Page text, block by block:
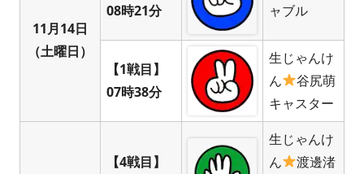
11月14日
（土曜日）
08時21分
ャブル
【1戦目】
07時38分
生じゃんけ
ん
谷尻萌
キャスター
【4戦目】
生じゃんけ
ん
渡邊渚